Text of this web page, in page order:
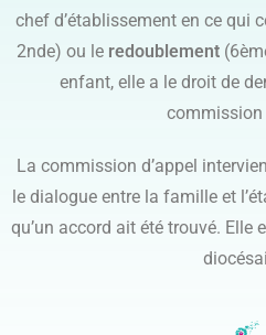
chef d’établissement en ce qui
2nde) ou le redoublement
enfant, elle a le droit de
commission
La commission d’appel
le dialogue entre la famille et
qu’un accord ait été trouvé. Elle